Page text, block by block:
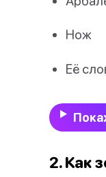
Нож
Её
2. Как